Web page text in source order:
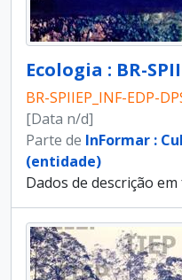
BR-SPIIEP_INF-EDP-
[Data n/d]
Parte de InFormar :
(entidade)
Dados de descrição